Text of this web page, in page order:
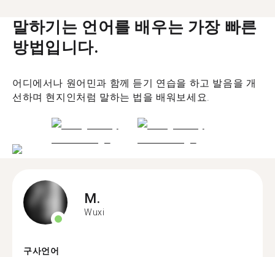
말하기는 언어를 배우는 가장 빠른
방법입니다.
어디에서나 원어민과 함께 듣기 연습을 하고 발음을 개
선하며 현지인처럼 말하는 법을 배워보세요.
M.
Wuxi
구사언어